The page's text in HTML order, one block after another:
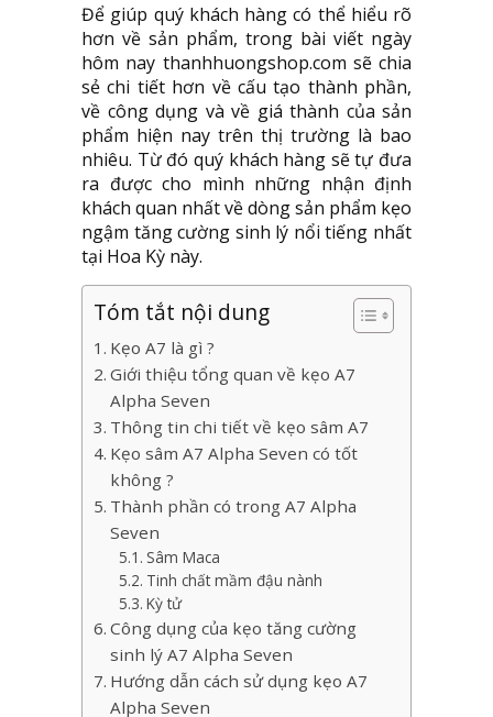
Để giúp quý khách hàng có thể hiểu rõ
hơn về sản phẩm, trong bài viết ngày
hôm nay thanhhuongshop.com sẽ chia
sẻ chi tiết hơn về cấu tạo thành phần,
về công dụng và về giá thành của sản
phẩm hiện nay trên thị trường là bao
nhiêu. Từ đó quý khách hàng sẽ tự đưa
ra được cho mình những nhận định
khách quan nhất về dòng sản phẩm kẹo
ngậm tăng cường sinh lý nổi tiếng nhất
tại Hoa Kỳ này.
Tóm tắt nội dung
Kẹo A7 là gì ?
Giới thiệu tổng quan về kẹo A7
Alpha Seven
Thông tin chi tiết về kẹo sâm A7
Kẹo sâm A7 Alpha Seven có tốt
không ?
Thành phần có trong A7 Alpha
Seven
Sâm Maca
Tinh chất mầm đậu nành
Kỳ tử
Công dụng của kẹo tăng cường
sinh lý A7 Alpha Seven
Hướng dẫn cách sử dụng kẹo A7
Alpha Seven